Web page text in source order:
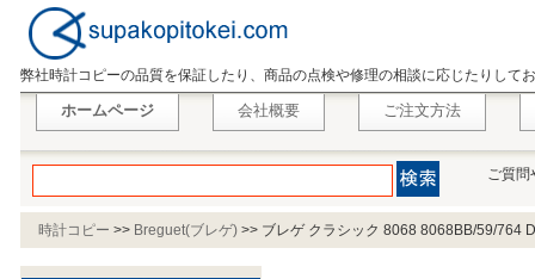
弊社時計コピーの品質を保証したり、商品の点検や修理の相談に応じたりして
ホームページ 会社概要 ご注文方法
ご質問
時計コピー >> Breguet(ブレゲ) >> ブレゲ クラシック 8068 8068BB/59/764